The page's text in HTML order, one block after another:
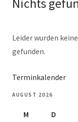
Leider wurden
gefunden.
Terminkalender
AUGUST 2026
M D